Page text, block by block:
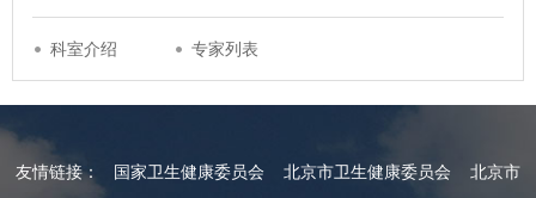
科室介绍 专家列表
友情链接： 国家卫生健康委员会 北京市卫生健康委员会
北京市